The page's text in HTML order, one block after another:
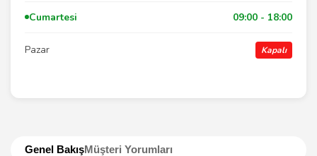
Genel BakışMüşteri Yorumları
Cumartesi 09:00 - 18:00
Pazar Kapalı